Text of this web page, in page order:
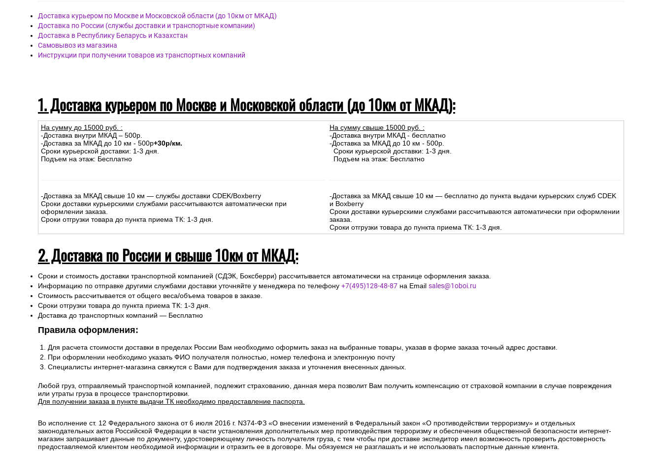
Доставка курьером по Москве и Московской области (до 10км от МКАД)
Доставка по России (службы доставки и транспортные компании)
Доставка в Республику Беларусь и Казахстан
Самовывоз из магазина
Инструкции при получении товаров из транспортных компаний
1. Доставка курьером по Москве и Московской области (до 10км от МКАД):
На сумму до 15000 руб. :
-Доставка внутри МКАД – 500р.
-Доставка за МКАД до 10 км - 500р+30р/км.
Сроки курьерской доставки: 1-3 дня.
Подъем на этаж: Бесплатно
-Доставка за МКАД свыше 10 км — службы доставки CDEK/Boxberry
Сроки доставки курьерскими службами рассчитываются автоматически при
оформлении заказа.
Сроки отгрузки товара до пункта приема ТК: 1-3 дня.
На сумму свыше 15000 руб. :
-Доставка внутри МКАД - бесплатно
-Доставка за МКАД до 10 км - 500р.
Сроки курьерской доставки: 1-3 дня.
Подъем на этаж: Бесплатно
-Доставка за МКАД свыше 10 км — бесплатно до пункта выдачи курьерских служб CDEK
и Boxberry
Сроки доставки курьерскими службами рассчитываются автоматически при оформлении
заказа.
Сроки отгрузки товара до пункта приема ТК: 1-3 дня.
2. Доставка по России и свыше 10км от МКАД:
Сроки и стоимость доставки транспортной компанией (СДЭК, Боксберри) рассчитывается автоматически на странице оформления заказа.
Информацию по отправке другими службами доставки уточняйте у менеджера по телефону +7(495)128-48-87 на Email sales@1oboi.ru
Стоимость рассчитывается от общего веса/объема товаров в заказе.
Сроки отгрузки товара до пункта приема ТК: 1-3 дня.
Доставка до транспортных компаний — Бесплатно
Правила оформления:
Для расчета стоимости доставки в пределах России Вам необходимо оформить заказ на выбранные товары, указав в форме заказа точный адрес доставки.
При оформлении необходимо указать ФИО получателя полностью, номер телефона и электронную почту
Специалисты интернет-магазина свяжутся с Вами для подтверждения заказа и уточнения внесенных данных.
Любой груз, отправляемый транспортной компанией, подлежит страхованию, данная мера позволит Вам получить компенсацию от страховой компании в случае повреждения
или утраты груза в процессе транспортировки.
Для получении заказа в пункте выдачи ТК необходимо предоставление паспорта.
Во исполнение ст. 12 Федерального закона от 6 июля 2016 г. N374-ФЗ «О внесении изменений в Федеральный закон «О противодействии терроризму» и отдельных
законодательных актов Российской Федерации в части установления дополнительных мер противодействия терроризму и обеспечения общественной безопасности интернет-
магазин запрашивает данные по документу, удостоверяющему личность получателя груза, с тем чтобы при доставке экспедитор имел возможность проверить достоверность
предоставляемой клиентом необходимой информации и отразить ее в договоре. Мы обязуемся не разглашать и не использовать паспортные данные клиента.